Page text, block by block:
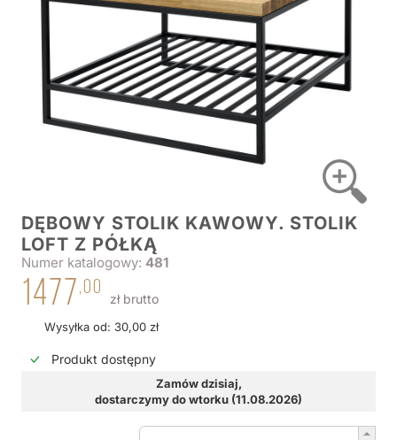
DĘBOWY STOLIK KAWOWY. STOLIK
LOFT Z PÓŁKĄ
Numer katalogowy: 481
1477 ,00
zł brutto
Wysyłka od: 30,00 zł
Produkt dostępny
Zamów dzisiaj,
dostarczymy do wtorku (11.08.2026)